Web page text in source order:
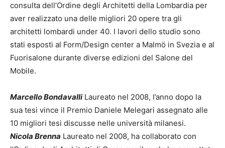
consulta dell’Ordine degli Architetti della Lombardia per
aver realizzato una delle migliori 20 opere tra gli
architetti lombardi under 40. I lavori dello studio sono
stati esposti al Form/Design center a Malmö in Svezia e al
Fuorisalone durante diverse edizioni del Salone del
Mobile.
Marcello BondavalliLaureato nel 2008, l’anno dopo la
sua tesi vince il Premio Daniele Melegari assegnato alle
10 migliori tesi discusse nelle università milanesi.
Nicola Brenna Laureato nel 2008, ha collaborato con